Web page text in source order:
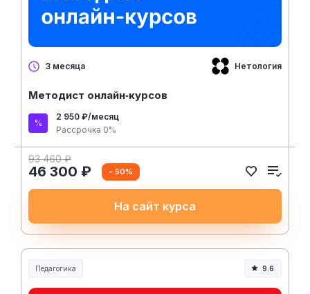
3 месяца Нетология
Методист онлайн‑курсов
2 950 ₽/месяц
Рассрочка 0%
93 460 ₽
46 300 ₽ - 50%
На сайт курса
Педагогика
Образование и педагогика
9.6